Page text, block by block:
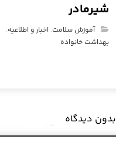
شیرمادر
آموزش سلامت, اخبار و اطلاعیه,
بهداشت خانواده
بدون دیدگاه